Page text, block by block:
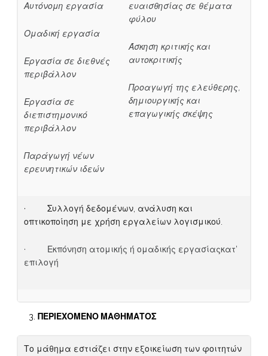
Αυτόνομη εργασία
Ομαδική εργασία
Εργασία σε διεθνές
περιβάλλον
Εργασία σε
διεπιστημονικό
περιβάλλον
Παράγωγή νέων
ερευνητικών ιδεών
ευαισθησίας σε θέματα
φύλου
Άσκηση κριτικής και
αυτοκριτικής
Προαγωγή της ελεύθερης,
δημιουργικής και
επαγωγικής σκέψης
· Συλλογή δεδομένων, ανάλυση και
οπτικοποίηση με χρήση εργαλείων λογισμικού.
· Εκπόνηση ατομικής ή ομαδικής εργασίαςκατ’
επιλογή
ΠΕΡΙΕΧΟΜΕΝΟ ΜΑΘΗΜΑΤΟΣ
Το μάθημα εστιάζει στην εξοικείωση των φοιτητών